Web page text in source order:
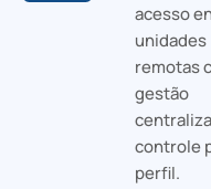
acesso
unidades
remotas
gestão
controle
perfil.